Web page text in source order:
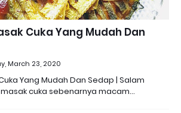
Cuka Yang Mudah Dan
March 23, 2020
Yang Mudah Dan Sedap | Salam
cuka sebenarnya macam…